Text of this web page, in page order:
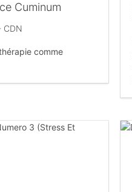
Cuminum
CDN
comme